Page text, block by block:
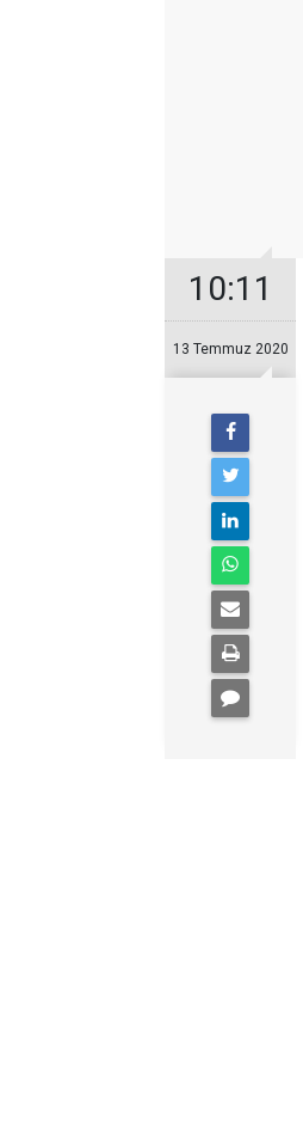
10:11
13 Temmuz 2020